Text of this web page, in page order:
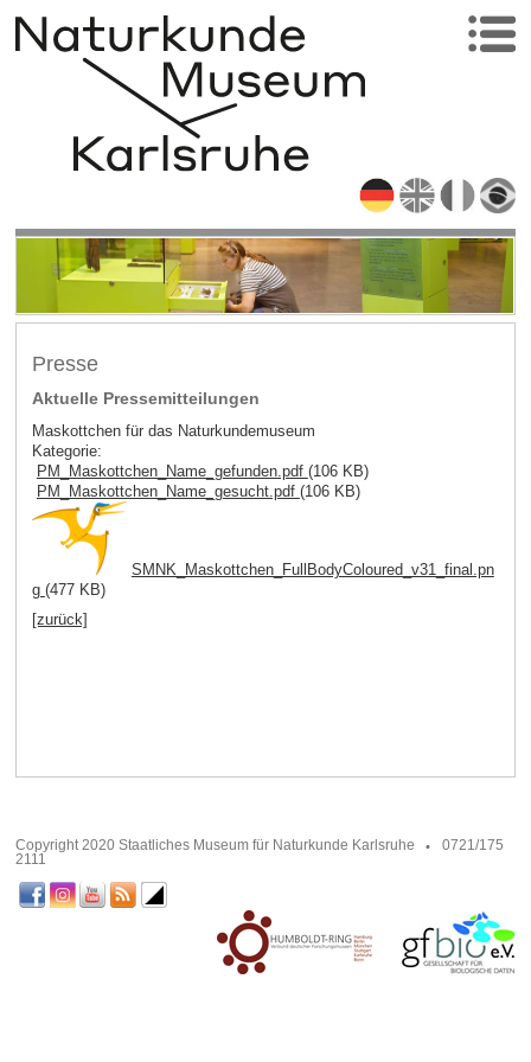
Presse
Aktuelle Pressemitteilungen
Maskottchen für das Naturkundemuseum
Kategorie:
PM_Maskottchen_Name_gefunden.pdf (106 KB)
PM_Maskottchen_Name_gesucht.pdf (106 KB)
SMNK_Maskottchen_FullBodyColoured_v31_final.pn
g (477 KB)
[zurück]
Copyright 2020 Staatliches Museum für Naturkunde Karlsruhe
0721/175
2111